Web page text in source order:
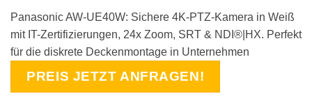
Panasonic AW-UE40W: Sichere 4K-PTZ-Kamera in Weiß
mit IT-Zertifizierungen, 24x Zoom, SRT & NDI®|HX. Perfekt
für die diskrete Deckenmontage in Unternehmen
PREIS JETZT ANFRAGEN!